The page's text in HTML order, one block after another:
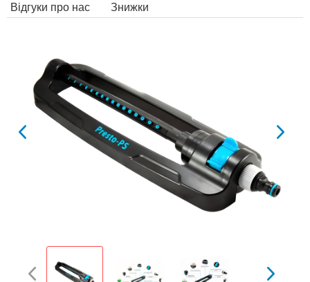
Відгуки про нас
Знижки